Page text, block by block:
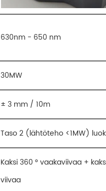
630nm - 650 nm
30MW
± 3 mm / 10m
Taso 2 (lähtöteho <1MW)
Kaksi 360 ° vaakaviivaa +
viivaa